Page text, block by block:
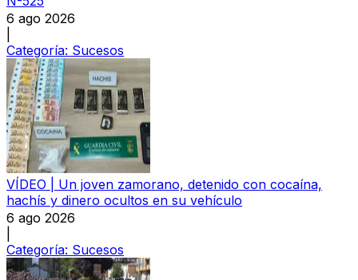
6 ago 2026
Categoría: Sucesos
VÍDEO | Un joven zamorano, detenido con cocaína,
hachís y dinero ocultos en su vehículo
6 ago 2026
Categoría: Sucesos